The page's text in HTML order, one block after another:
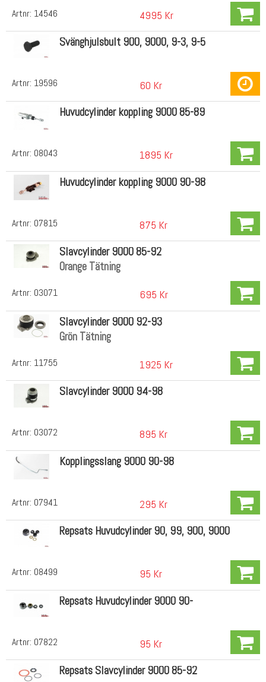
Artnr: 14546 4995 Kr
Artnr: 19596
Svänghjulsbult 900, 9000, 9-3, 9-5
60 Kr
Artnr: 08043
Huvudcylinder koppling 9000 85-89
1895 Kr
Artnr: 07815
Huvudcylinder koppling 9000 90-98
875 Kr
Artnr: 03071
Slavcylinder 9000 85-92
Orange Tätning
695 Kr
Artnr: 11755
Slavcylinder 9000 92-93
Grön Tätning
1925 Kr
Artnr: 03072
Slavcylinder 9000 94-98
895 Kr
Artnr: 07941
Kopplingsslang 9000 90-98
295 Kr
Artnr: 08499
Repsats Huvudcylinder 90, 99, 900, 9000
95 Kr
Artnr: 07822
Repsats Huvudcylinder 9000 90-
95 Kr
Repsats Slavcylinder 9000 85-92